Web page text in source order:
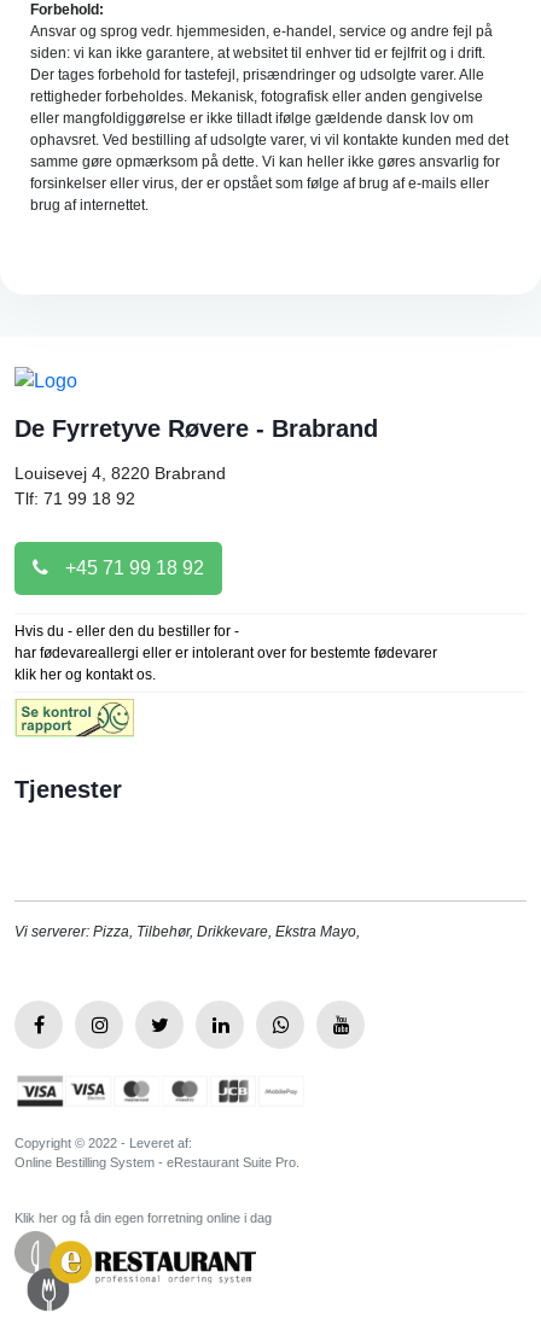
Forbehold:
Ansvar og sprog vedr. hjemmesiden, e-handel, service og andre fejl på
siden: vi kan ikke garantere, at websitet til enhver tid er fejlfrit og i drift.
Der tages forbehold for tastefejl, prisændringer og udsolgte varer. Alle
rettigheder forbeholdes. Mekanisk, fotografisk eller anden gengivelse
eller mangfoldiggørelse er ikke tilladt ifølge gældende dansk lov om
ophavsret. Ved bestilling af udsolgte varer, vi vil kontakte kunden med det
samme gøre opmærksom på dette. Vi kan heller ikke gøres ansvarlig for
forsinkelser eller virus, der er opstået som følge af brug af e-mails eller
brug af internettet.
De Fyrretyve Røvere - Brabrand
Louisevej 4, 8220 Brabrand
Tlf: 71 99 18 92
+45 71 99 18 92
Hvis du - eller den du bestiller for -
har fødevareallergi eller er intolerant over for bestemte fødevarer
klik her og kontakt os.
Tjenester
Vi serverer: Pizza, Tilbehør, Drikkevare, Ekstra Mayo,
Copyright © 2022 - Leveret af:
Online Bestilling System - eRestaurant Suite Pro.
Klik her og få din egen forretning online i dag